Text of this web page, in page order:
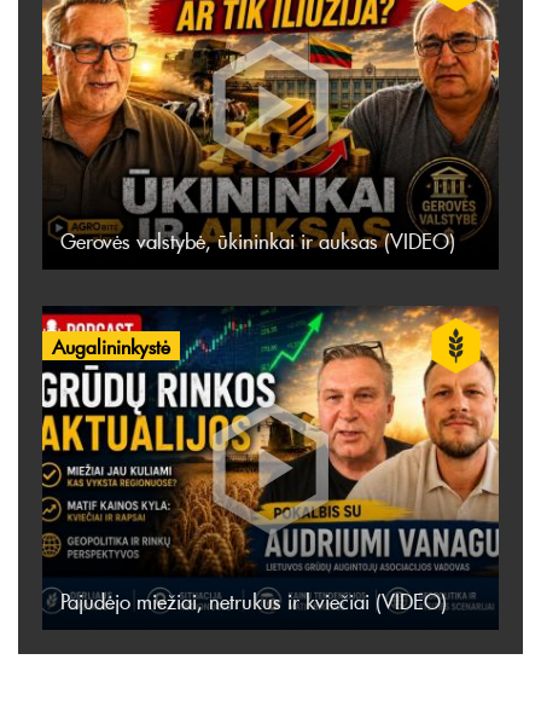
Gerovės valstybė, ūkininkai ir auksas (VIDEO)
Augalininkystė
Pajudėjo miežiai, netrukus ir kviečiai (VIDEO)